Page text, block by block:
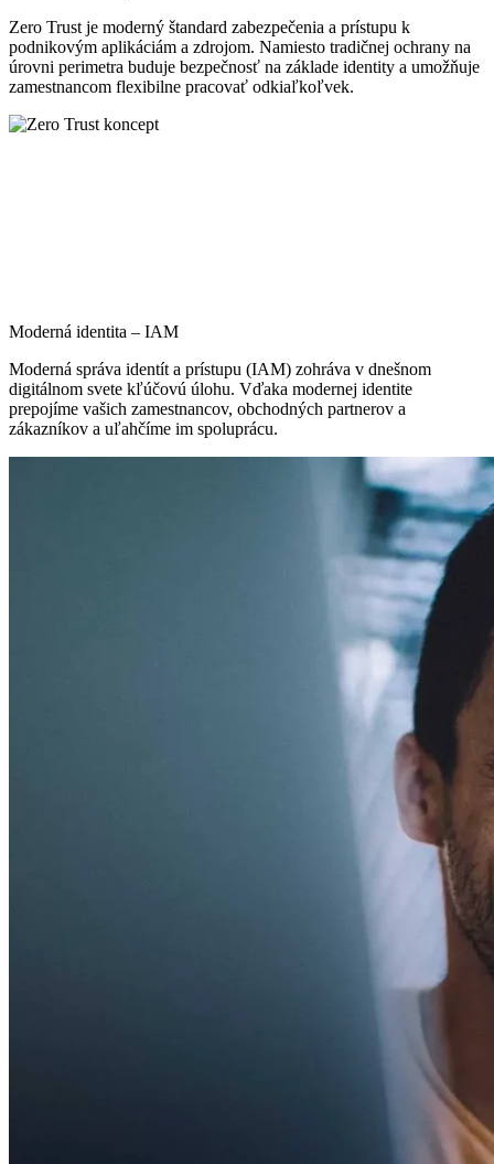
Zero Trust je moderný štandard zabezpečenia a prístupu k
podnikovým aplikáciám a zdrojom. Namiesto tradičnej ochrany na
úrovni perimetra buduje bezpečnosť na základe identity a umožňuje
zamestnancom flexibilne pracovať odkiaľkoľvek.
Moderná identita – IAM
Moderná správa identít a prístupu (IAM) zohráva v dnešnom
digitálnom svete kľúčovú úlohu. Vďaka modernej identite
prepojíme vašich zamestnancov, obchodných partnerov a
zákazníkov a uľahčíme im spoluprácu.